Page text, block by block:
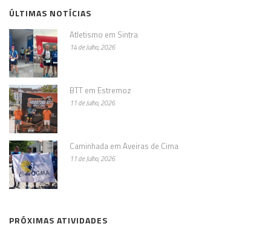
ÚLTIMAS NOTÍCIAS
Atletismo em Sintra
14 de Julho, 2026
BTT em Estremoz
11 de Julho, 2026
Caminhada em Aveiras de Cima
11 de Julho, 2026
PRÓXIMAS ATIVIDADES